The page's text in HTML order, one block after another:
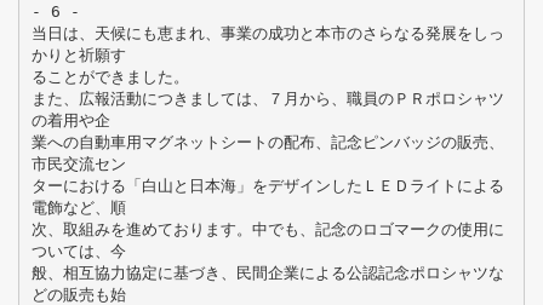
- 6 -
当日は、天候にも恵まれ、事業の成功と本市のさらなる発展をしっ
かりと祈願す
ることができました。
また、広報活動につきましては、７月から、職員のＰＲポロシャツ
の着用や企
業への自動車用マグネットシートの配布、記念ピンバッジの販売、
市民交流セン
ターにおける「白山と日本海」をデザインしたＬＥＤライトによる
電飾など、順
次、取組みを進めております。中でも、記念のロゴマークの使用に
ついては、今
般、相互協力協定に基づき、民間企業による公認記念ポロシャツな
どの販売も始